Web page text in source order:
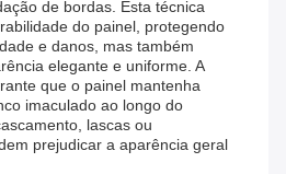
de bordas. Esta técnica
do painel, protegendo
e danos, mas também
elegante e uniforme. A
que o painel mantenha
imaculado ao longo do
lascas ou
prejudicar a aparência geral